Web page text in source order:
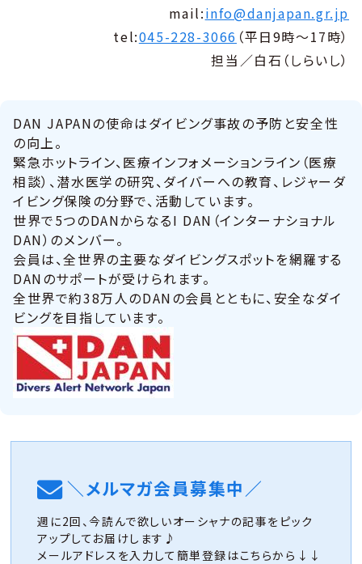
mail:info@danjapan.gr.jp
tel:045-228-3066 （平日9時～17時）
担当／白石（しらいし）
DAN JAPANの使命はダイビング事故の予防と安全性
の向上。
緊急ホットライン、医療インフォメーションライン（医療
相談）、潜水医学の研究、ダイバーへの教育、レジャーダ
イビング保険の分野で、活動しています。
世界で5つのDANからなるI DAN（インターナショナル
DAN）のメンバー。
会員は、全世界の主要なダイビングスポットを網羅する
DANのサポートが受けられます。
全世界で約38万人のDANの会員とともに、安全なダイ
ビングを目指しています。
＼メルマガ会員募集中／
週に2回、今読んで欲しいオーシャナの記事をピック
アップしてお届けします♪
メールアドレスを入力して簡単登録はこちらから↓↓